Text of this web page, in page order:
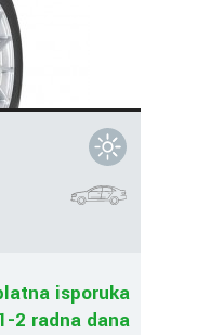
isporuka
2 radna dana